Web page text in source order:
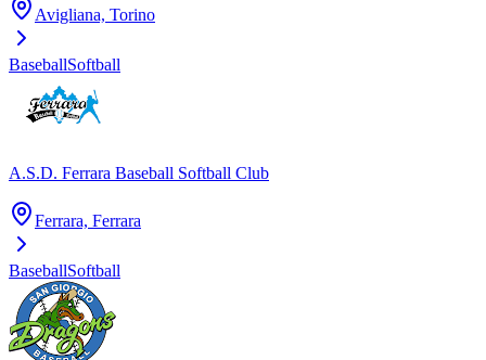
Avigliana, Torino
BaseballSoftball
A.S.D. Ferrara Baseball Softball Club
Ferrara, Ferrara
BaseballSoftball